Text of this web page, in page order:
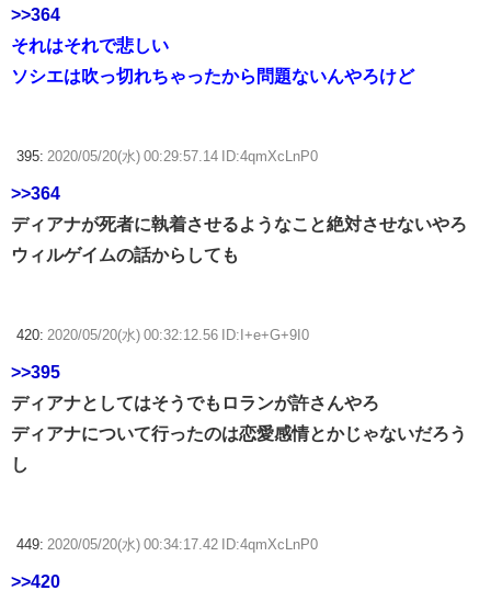
>>364
それはそれで悲しい
ソシエは吹っ切れちゃったから問題ないんやろけど
395: 2020/05/20(水) 00:29:57.14 ID:4qmXcLnP0
>>364
ディアナが死者に執着させるようなこと絶対させないやろ
ウィルゲイムの話からしても
420: 2020/05/20(水) 00:32:12.56 ID:I+e+G+9I0
>>395
ディアナとしてはそうでもロランが許さんやろ
ディアナについて行ったのは恋愛感情とかじゃないだろう
し
449: 2020/05/20(水) 00:34:17.42 ID:4qmXcLnP0
>>420